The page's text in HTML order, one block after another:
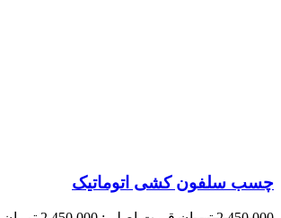
چسب سلفون کشی اتوماتیک